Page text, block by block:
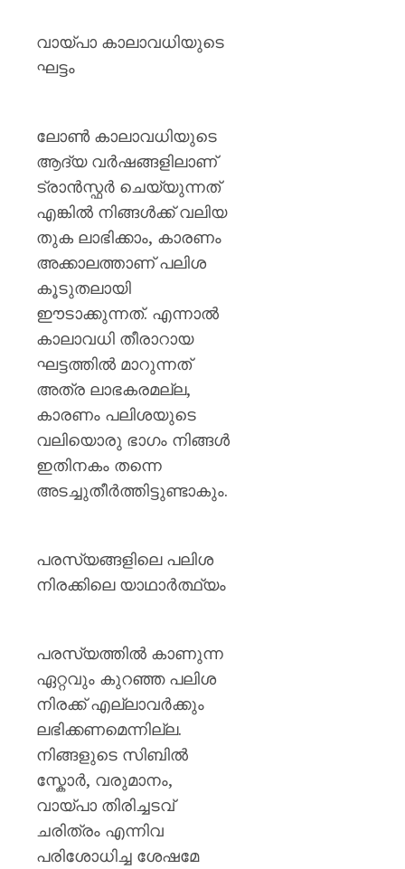
വായ്പാ കാലാവധിയുടെ
ഘട്ടം
ലോൺ കാലാവധിയുടെ
ആദ്യ വർഷങ്ങളിലാണ്
ട്രാൻസ്ഫർ ചെയ്യുന്നത്
എങ്കിൽ നിങ്ങൾക്ക് വലിയ
തുക ലാഭിക്കാം, കാരണം
അക്കാലത്താണ് പലിശ
കൂടുതലായി
ഈടാക്കുന്നത്. എന്നാൽ
കാലാവധി തീരാറായ
ഘട്ടത്തിൽ മാറുന്നത്
അത്ര ലാഭകരമല്ല,
കാരണം പലിശയുടെ
വലിയൊരു ഭാഗം നിങ്ങൾ
ഇതിനകം തന്നെ
അടച്ചുതീർത്തിട്ടുണ്ടാകും.
പരസ്യങ്ങളിലെ പലിശ
നിരക്കിലെ യാഥാർത്ഥ്യം
പരസ്യത്തിൽ കാണുന്ന
ഏറ്റവും കുറഞ്ഞ പലിശ
നിരക്ക് എല്ലാവർക്കും
ലഭിക്കണമെന്നില്ല.
നിങ്ങളുടെ സിബിൽ
സ്കോർ, വരുമാനം,
വായ്പാ തിരിച്ചടവ്
ചരിത്രം എന്നിവ
പരിശോധിച്ച ശേഷമേ